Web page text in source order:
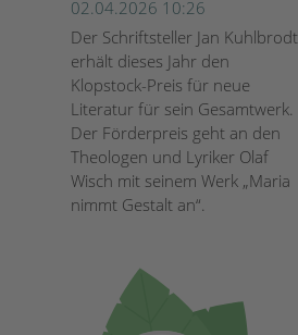
für Olaf Wisch
02.04.2026 10:26
Der Schriftsteller Jan Kuhlbrodt
erhält dieses Jahr den
Klopstock-Preis für neue
Literatur für sein Gesamtwerk.
Der Förderpreis geht an den
Theologen und Lyriker Olaf
Wisch mit seinem Werk „Maria
nimmt Gestalt an“.